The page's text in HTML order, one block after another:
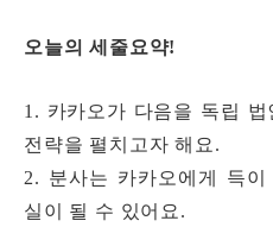
오늘의 세줄요약!
1. 카카오가 다음을 독립
전략을 펼치고자 해요.
2. 분사는 카카오에게 득
실이 될 수 있어요.